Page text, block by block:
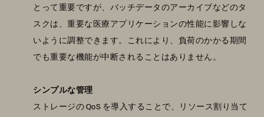
とって重要ですが、バッチデータのアーカイブなどのタ
スクは、重要な医療アプリケーションの性能に影響しな
いように調整できます。これにより、負荷のかかる期間
でも重要な機能が中断されることはありません。
シンプルな管理
ストレージの QoS を導入することで、リソース割り当て